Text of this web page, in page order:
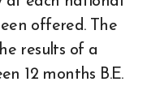
offered. The
results of a
12 months B.E.